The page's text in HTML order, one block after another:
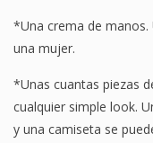
*Una crema de
una mujer.
*Unas cuantas piezas
cualquier simple look.
y una camiseta se